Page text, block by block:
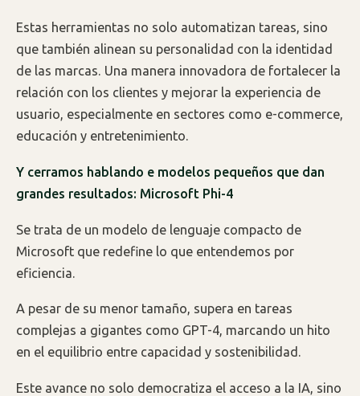
Estas herramientas no solo automatizan tareas, sino
que también alinean su personalidad con la identidad
de las marcas. Una manera innovadora de fortalecer la
relación con los clientes y mejorar la experiencia de
usuario, especialmente en sectores como e-commerce,
educación y entretenimiento.
Y cerramos hablando e modelos pequeños que dan
grandes resultados: Microsoft Phi-4
Se trata de un modelo de lenguaje compacto de
Microsoft que redefine lo que entendemos por
eficiencia.
A pesar de su menor tamaño, supera en tareas
complejas a gigantes como GPT-4, marcando un hito
en el equilibrio entre capacidad y sostenibilidad.
Este avance no solo democratiza el acceso a la IA, sino